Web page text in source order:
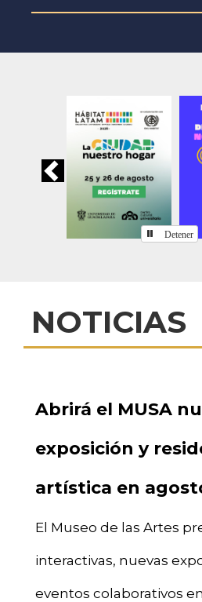
Previous
Detener
NOTICIAS
Abrirá el MUSA
exposición y
artística en
El Museo de las Artes
interactivas, nuevas
eventos colaborativos